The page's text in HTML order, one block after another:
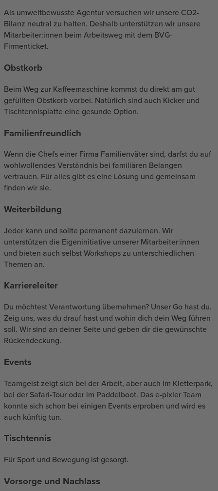
Als umweltbewusste Agentur versuchen wir unsere CO2-
Bilanz neutral zu halten. Deshalb unterstützen wir unsere
Mitarbeiter:innen beim Arbeitsweg mit dem BVG-
Firmenticket.
Obstkorb
Beim Weg zur Kaffeemaschine kommst du direkt am gut
gefüllten Obstkorb vorbei. Natürlich sind auch Kicker und
Tischtennisplatte eine gesunde Option.
Familienfreundlich
Wenn die Chefs einer Firma Familienväter sind, darfst du auf
wohlwollendes Verständnis bei familiären Belangen
vertrauen. Für alles gibt es eine Lösung und gemeinsam
finden wir sie.
Weiterbildung
Jeder kann und sollte permanent dazulernen. Wir
unterstützen die Eigeninitiative unserer Mitarbeiter:innen
und bieten auch selbst Workshops zu unterschiedlichen
Themen an.
Karriereleiter
Du möchtest Verantwortung übernehmen? Unser Go hast du.
Zeig uns, was du drauf hast und wohin dich dein Weg führen
soll. Wir sind an deiner Seite und geben dir die gewünschte
Rückendeckung.
Events
Teamgeist zeigt sich bei der Arbeit, aber auch im Kletterpark,
bei der Safari-Tour oder im Paddelboot. Das e-pixler Team
konnte sich schon bei einigen Events erproben und wird es
auch künftig tun.
Tischtennis
Für Sport und Bewegung ist gesorgt.
Vorsorge und Nachlass